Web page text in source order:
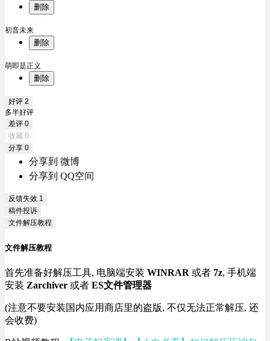
删除
初音未来
删除
萌即是正义
删除
好评 2
多半好评
差评 0
收藏 0
分享 0
分享到 微博
分享到 QQ空间
反馈失效 1
稿件投诉
文件解压教程
文件解压教程
首先准备好解压工具, 电脑端安装 WINRAR 或者 7z, 手机端
安装 Zarchiver 或者 ES文件管理器
(注意不要安装国内应用商店里的盗版, 不仅无法正常解压, 还
会收费)